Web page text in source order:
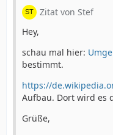
Zitat von Stef
Hey,
schau mal hier:
bestimmt.
https://
Aufbau. Dort wird es
Grüße,